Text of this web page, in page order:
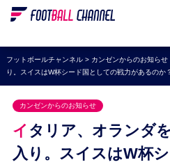
WEリーグ
海外サッカー
プレミアリーグ
ラ・リーガ
セリエA
ブンデスリーガ
フットボールチャンネル> カンゼンからのお知らせ
り。スイスはW杯シード国としての戦力があるのか
カンゼンからのお知らせ
イタリア、オランダを抑えてのポッド1
入り。スイスはW杯